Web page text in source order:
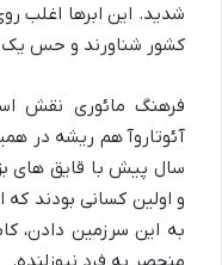
شدید. این ابرها اغلب
کشور شناورند و حس یک
فرهنگ مائوری نقش
آئوتاروآ هم ریشه در
سال پیش با قایق های
و اولین کسانی بودند
به این سرزمین دادن،